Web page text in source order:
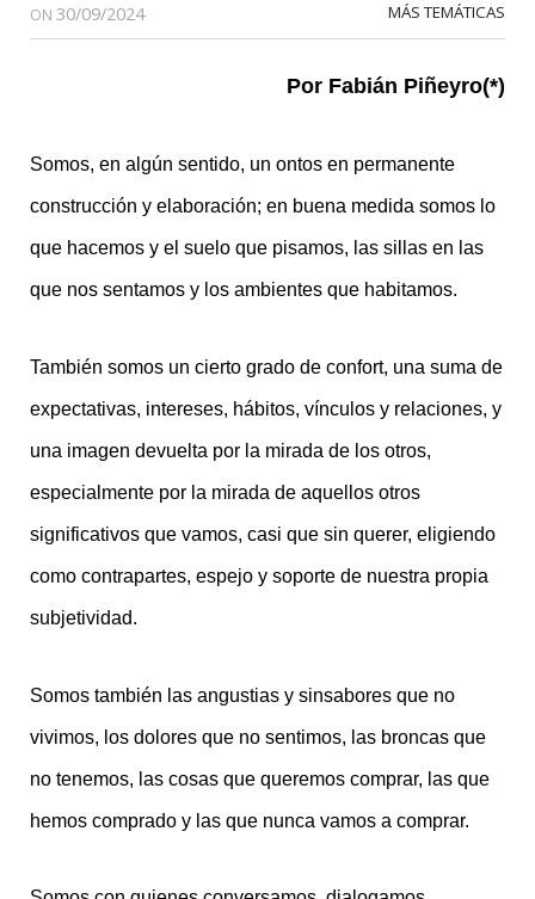
ON 30/09/2024 MÁS TEMÁTICAS
Por Fabián Piñeyro(*)
Somos, en algún sentido, un ontos en permanente
construcción y elaboración; en buena medida somos lo
que hacemos y el suelo que pisamos, las sillas en las
que nos sentamos y los ambientes que habitamos.
También somos un cierto grado de confort, una suma de
expectativas, intereses, hábitos, vínculos y relaciones, y
una imagen devuelta por la mirada de los otros,
especialmente por la mirada de aquellos otros
significativos que vamos, casi que sin querer, eligiendo
como contrapartes, espejo y soporte de nuestra propia
subjetividad.
Somos también las angustias y sinsabores que no
vivimos, los dolores que no sentimos, las broncas que
no tenemos, las cosas que queremos comprar, las que
hemos comprado y las que nunca vamos a comprar.